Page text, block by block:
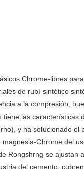
Chrome-libres
de rubí sintético
a la compresión,
las características
y ha solucionado el
Chrome del
Rongshrng se ajustan
del cemento,